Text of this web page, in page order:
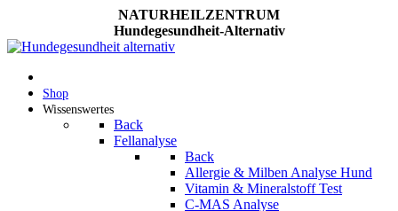
NATURHEILZENTRUM
Hundegesundheit-Alternativ
Shop
Wissenswertes
Back
Fellanalyse
Back
Allergie & Milben Analyse Hund
Vitamin & Mineralstoff Test
C-MAS Analyse